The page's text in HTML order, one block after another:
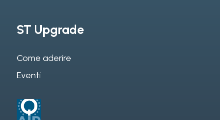
ST Upgrade
Come aderire
Eventi